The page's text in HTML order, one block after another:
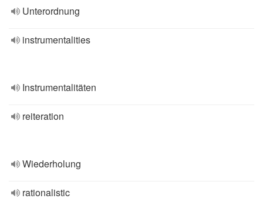
Unterordnung
instrumentalities
Instrumentalitäten
reiteration
Wiederholung
rationalistic